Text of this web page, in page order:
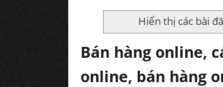
Hiển thị các bài
Bán hàng online,
online, bán hàng